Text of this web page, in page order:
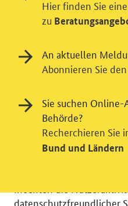
Einwilligung in
Videodienst
datenschutzfreundlicher
Hier finden Sie
zu
An aktuellen
Abonnieren Sie den
Sie suchen
Behörde?
Recherchieren Sie
Bund und Ländern